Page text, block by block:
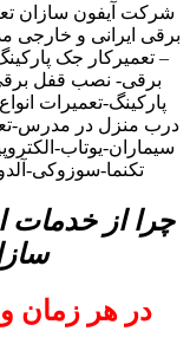
شرکت آیفون سازان
برقی ایرانی و
– تعمیرکار جک
برقی- نصب قفل
پارکینگ-تعمیرات
درب منزل در مدرس-
سیماران-یوتاب-
تکنما-سوزوکی-
چرا از خدمات
در هر زمان